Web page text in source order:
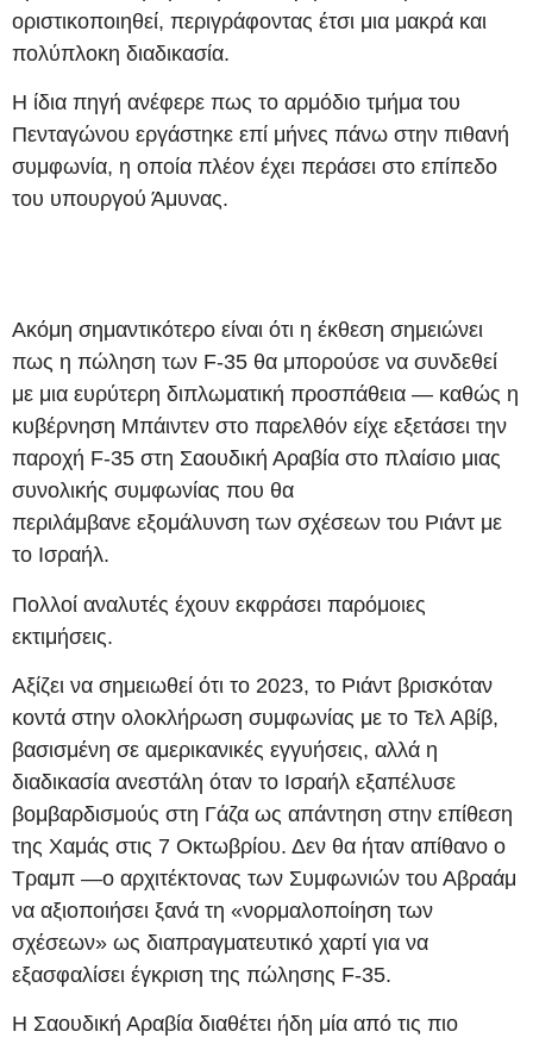
οριστικοποιηθεί, περιγράφοντας έτσι μια μακρά και
πολύπλοκη διαδικασία.
Η ίδια πηγή ανέφερε πως το αρμόδιο τμήμα του
Πενταγώνου εργάστηκε επί μήνες πάνω στην πιθανή
συμφωνία, η οποία πλέον έχει περάσει στο επίπεδο
του υπουργού Άμυνας.
Ακόμη σημαντικότερο είναι ότι η έκθεση σημειώνει
πως η πώληση των F-35 θα μπορούσε να συνδεθεί
με μια ευρύτερη διπλωματική προσπάθεια — καθώς η
κυβέρνηση Μπάιντεν στο παρελθόν είχε εξετάσει την
παροχή F-35 στη Σαουδική Αραβία στο πλαίσιο μιας
συνολικής συμφωνίας που θα
περιλάμβανε εξομάλυνση των σχέσεων του Ριάντ με
το Ισραήλ.
Πολλοί αναλυτές έχουν εκφράσει παρόμοιες
εκτιμήσεις.
Αξίζει να σημειωθεί ότι το 2023, το Ριάντ βρισκόταν
κοντά στην ολοκλήρωση συμφωνίας με το Τελ Αβίβ,
βασισμένη σε αμερικανικές εγγυήσεις, αλλά η
διαδικασία ανεστάλη όταν το Ισραήλ εξαπέλυσε
βομβαρδισμούς στη Γάζα ως απάντηση στην επίθεση
της Χαμάς στις 7 Οκτωβρίου. Δεν θα ήταν απίθανο ο
Τραμπ —ο αρχιτέκτονας των Συμφωνιών του Αβραάμ
να αξιοποιήσει ξανά τη «νορμαλοποίηση των
σχέσεων» ως διαπραγματευτικό χαρτί για να
εξασφαλίσει έγκριση της πώλησης F-35.
Η Σαουδική Αραβία διαθέτει ήδη μία από τις πιο